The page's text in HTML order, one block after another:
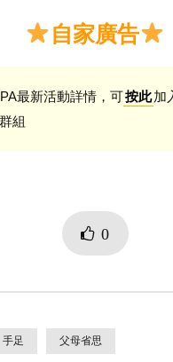
自家廣告
最新活動詳情，可按此加
組
0
手足 父母省思